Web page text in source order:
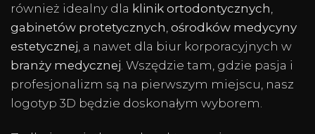
również idealny dla klinik ortodontycznych
gabinetów protetycznych ośrodków medycyny
estetycznej , a nawet dla biur korporacyjnych w
branży medycznej . Wszędzie tam, gdzie pasja i
profesjonalizm są na pierwszym miejscu, nasz
logotyp 3D będzie doskonałym wyborem.